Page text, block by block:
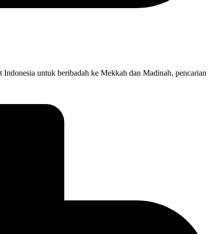
untuk beribadah ke Mekkah dan Madinah, pencarian